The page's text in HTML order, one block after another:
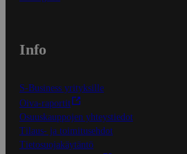
Info
S-Business yrityksille
Oiva-raportit
Osuuskauppojen yhteystiedot
Tilaus- ja toimitusehdot
Tietosuojakäytäntö